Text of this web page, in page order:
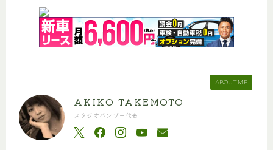
ABOUT ME
AKIKO TAKEMOTO
スタジオバンブー代表